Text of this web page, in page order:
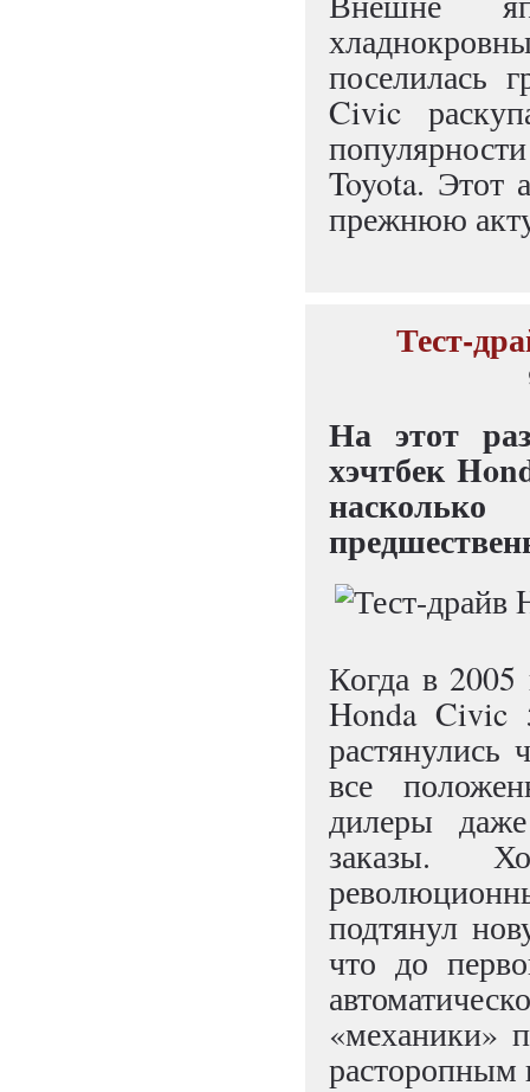
поселилась
Civic
Toyota. Этот
прежнюю
Тест-
На этот
хэчтбек
Когда в
Honda Civic
растянулись
все
дилеры
заказы.
подтянул
что до
«механики»
расторопным